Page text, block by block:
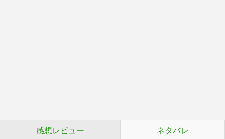
感想レビュー ネタバレ